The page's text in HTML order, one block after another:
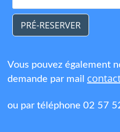
PRÉ-RESERVER
Vous pouvez également
demande par mail
ou par téléphone 02 57